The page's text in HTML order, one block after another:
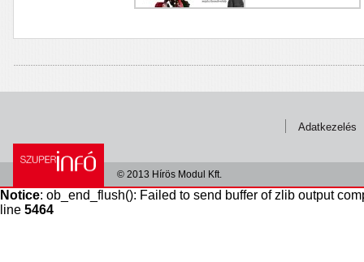
Adatkezelés
© 2013 Hírös Modul Kft.
Notice: ob_end_flush(): Failed to send buffer of zlib output
line 5464